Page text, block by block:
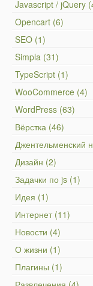
Javascript / jQuery
Opencart (6)
SEO (1)
Simpla (31)
TypeScript (1)
WooCommerce (4)
WordPress (63)
Вёрстка (46)
Джентельменский
Дизайн (2)
Задачки по js (1)
Идея (1)
Интернет (11)
Новости (4)
О жизни (1)
Плагины (1)